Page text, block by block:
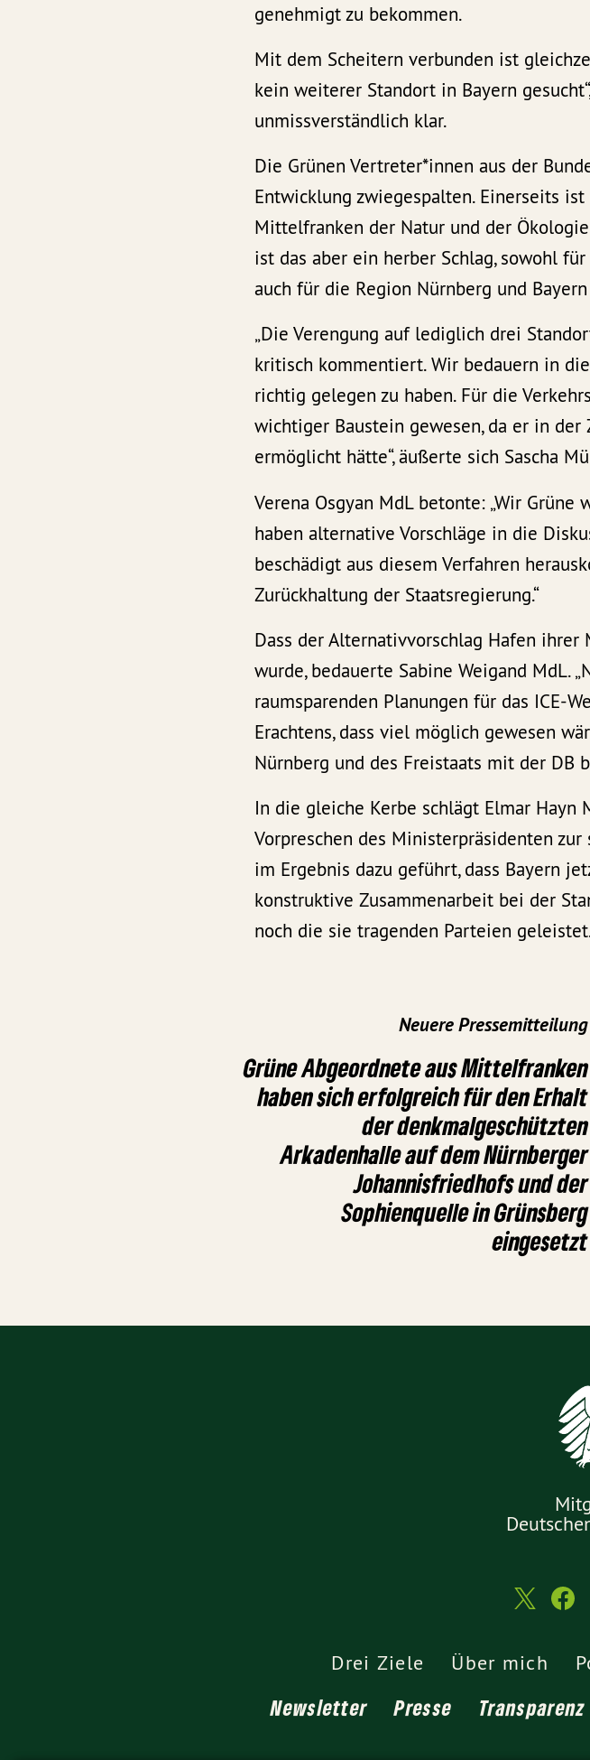
genehmigt zu bekommen.
Mit dem Scheitern verbunden ist
kein weiterer Standort in Bayern
unmissverständlich klar.
Die Grünen Vertreter*innen aus der
Entwicklung zwiegespalten. Einerseits
Mittelfranken der Natur und der
ist das aber ein herber Schlag, sowohl
auch für die Region Nürnberg und
„Die Verengung auf lediglich drei
kritisch kommentiert. Wir bedauern in
richtig gelegen zu haben. Für die
wichtiger Baustein gewesen, da er in
ermöglicht hätte“, äußerte sich Sascha
Verena Osgyan MdL betonte: „Wir
haben alternative Vorschläge in die
beschädigt aus diesem Verfahren
Zurückhaltung der Staatsregierung.“
Dass der Alternativvorschlag Hafen
wurde, bedauerte Sabine Weigand MdL.
raumsparenden Planungen für das ICE-
Erachtens, dass viel möglich gewesen
Nürnberg und des Freistaats mit der DB
In die gleiche Kerbe schlägt Elmar Hayn
Vorpreschen des Ministerpräsidenten
im Ergebnis dazu geführt, dass Bayern
konstruktive Zusammenarbeit bei der
noch die sie tragenden Parteien
Neuere Pressemitteilung
Grüne Abgeordnete aus Mittelfranken
haben sich erfolgreich für den Erhalt
der denkmalgeschützten
Arkadenhalle auf dem Nürnberger
Johannisfriedhofs und der
Sophienquelle in Grünsberg
eingesetzt
Drei Ziele Über mich
Newsletter Presse Transparenz